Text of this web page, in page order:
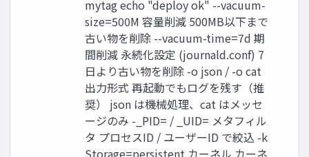
mytag echo "deploy ok" --vacuum-
size=500M 容量削減 500MB以下まで
古い物を削除 --vacuum-time=7d 期
間削減 永続化設定 (journald.conf) 7
日より古い物を削除 -o json / -o cat
出力形式 再起動でもログを残す（推
奨） json は機械処理、cat はメッセ
ージのみ -_PID= / _UID= メタフィル
タ プロセスID / ユーザーID で絞込 -k
Storage=persistent カーネル カーネ